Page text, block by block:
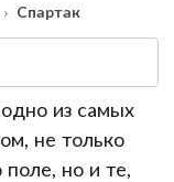
Спартак
из самых
не только
но и те,